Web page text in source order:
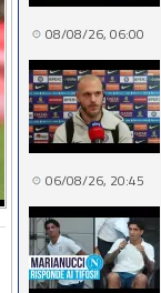
08/08/26, 06:00
06/08/26, 20:45